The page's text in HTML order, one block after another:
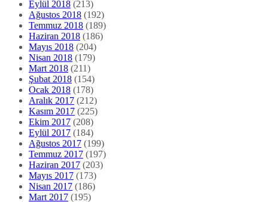
Eylül 2018 (213)
Ağustos 2018 (192)
Temmuz 2018 (189)
Haziran 2018 (186)
Mayıs 2018 (204)
Nisan 2018 (179)
Mart 2018 (211)
Şubat 2018 (154)
Ocak 2018 (178)
Aralık 2017 (212)
Kasım 2017 (225)
Ekim 2017 (208)
Eylül 2017 (184)
Ağustos 2017 (199)
Temmuz 2017 (197)
Haziran 2017 (203)
Mayıs 2017 (173)
Nisan 2017 (186)
Mart 2017 (195)